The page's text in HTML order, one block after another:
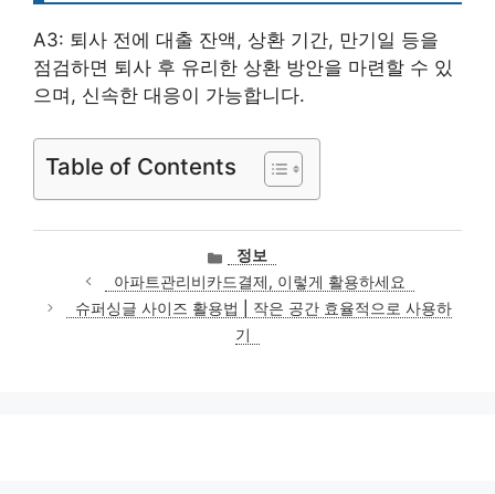
A3: 퇴사 전에 대출 잔액, 상환 기간, 만기일 등을
점검하면 퇴사 후 유리한 상환 방안을 마련할 수 있
으며, 신속한 대응이 가능합니다.
Table of Contents
카
테
고
리
정보
아파트관리비카드결제, 이렇게 활용하세요
슈퍼싱글 사이즈 활용법 | 작은 공간 효율적으로 사용하
기